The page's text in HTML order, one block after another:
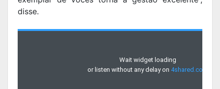
disse.